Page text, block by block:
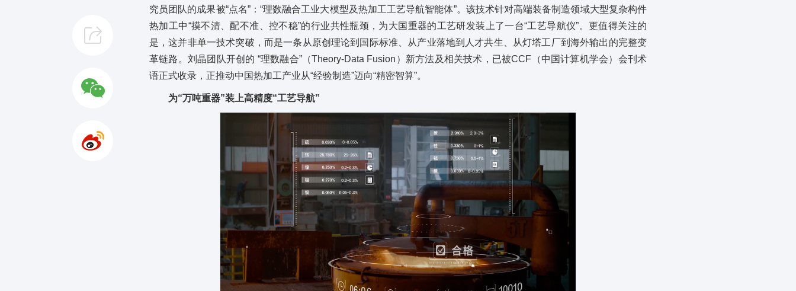
究员团队的成果被“点名”：“理数融合工业大模型及热加工工艺导航智能体”。该技术针对高端装备制造领域大型复杂构件
热加工中“摸不清、配不准、控不稳”的行业共性瓶颈，为大国重器的工艺研发装上了一台“工艺导航仪”。更值得关注的
是，这并非单一技术突破，而是一条从原创理论到国际标准、从产业落地到人才共生、从灯塔工厂到海外输出的完整变
革链路。刘晶团队开创的 “理数融合”（Theory-Data Fusion）新方法及相关技术，已被CCF（中国计算机学会）会刊术
语正式收录，正推动中国热加工产业从“经验制造”迈向“精密智算”。
为“万吨重器”装上高精度“工艺导航”